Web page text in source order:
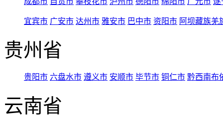
宜宾市 广安市 达州市 雅安市 巴中市 资阳市 阿坝藏族羌
贵州省
贵阳市 六盘水市 遵义市 安顺市 毕节市 铜仁市 黔西南布
云南省